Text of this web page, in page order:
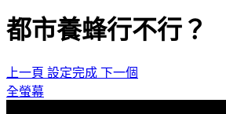
都市養蜂行不行？
上一頁 設定完成 下一個
全螢幕